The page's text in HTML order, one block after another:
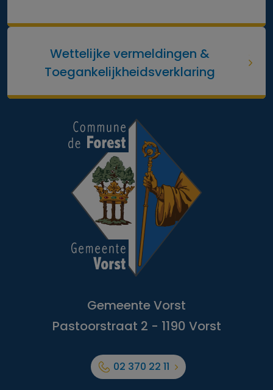
Wettelijke vermeldingen &
Toegankelijkheidsverklaring
Gemeente Vorst
Pastoorstraat 2 - 1190 Vorst
02 370 22 11